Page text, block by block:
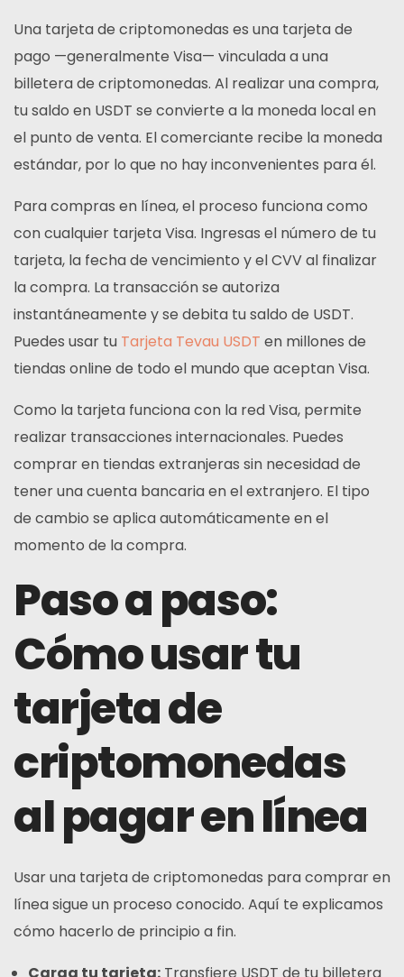
Una tarjeta de criptomonedas es una tarjeta de
pago —generalmente Visa— vinculada a una
billetera de criptomonedas. Al realizar una compra,
tu saldo en USDT se convierte a la moneda local en
el punto de venta. El comerciante recibe la moneda
estándar, por lo que no hay inconvenientes para él.
Para compras en línea, el proceso funciona como
con cualquier tarjeta Visa. Ingresas el número de tu
tarjeta, la fecha de vencimiento y el CVV al finalizar
la compra. La transacción se autoriza
instantáneamente y se debita tu saldo de USDT.
Puedes usar tu Tarjeta Tevau USDT en millones de
tiendas online de todo el mundo que aceptan Visa.
Como la tarjeta funciona con la red Visa, permite
realizar transacciones internacionales. Puedes
comprar en tiendas extranjeras sin necesidad de
tener una cuenta bancaria en el extranjero. El tipo
de cambio se aplica automáticamente en el
momento de la compra.
Paso a paso:
Cómo usar tu
tarjeta de
criptomonedas
al pagar en línea
Usar una tarjeta de criptomonedas para comprar en
línea sigue un proceso conocido. Aquí te explicamos
cómo hacerlo de principio a fin.